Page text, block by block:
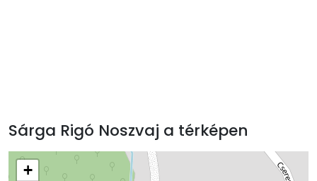
Sárga Rigó Noszvaj a térképen
+